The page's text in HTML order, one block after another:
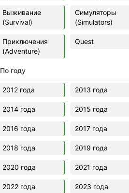
V Rising
2024
Выживание
(Survival)
Симуляторы
(Simulators)
Приключения
(Adventure)
Quest
По году
2012 года 2013 года
2014 года 2015 года
2016 года 2017 года
2018 года 2019 года
2020 года 2021 года
2022 года 2023 года